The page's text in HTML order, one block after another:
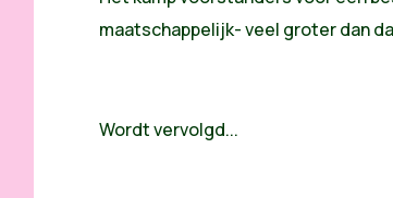
maatschappelijk- veel groter dan
Wordt vervolgd...